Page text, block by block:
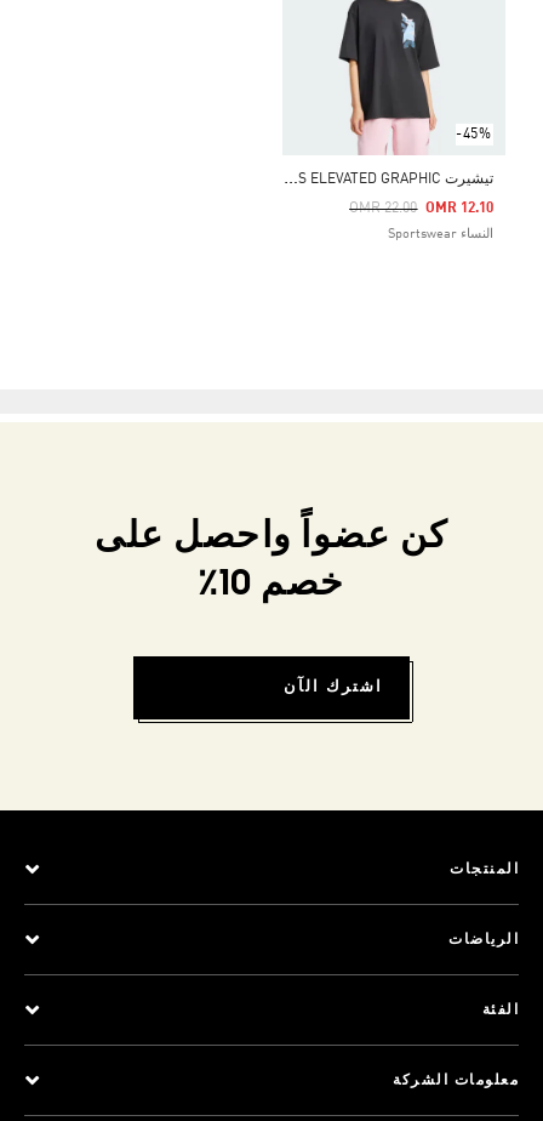
-45%
ت
يشيرت LENS ELEVATED GRAPHIC
Price Reduced From
OMR 22.00
To OMR 12.10
النساء Sportswear
كن عضواً واحصل على
خصم 10٪
اشترك الآن
المنتجات
الرياضات
الفئة
معلومات الشركة